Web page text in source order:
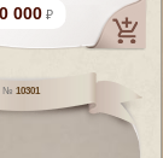
000
10301